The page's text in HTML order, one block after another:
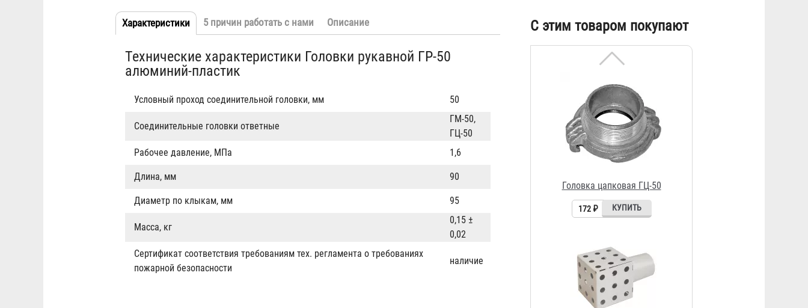
Табы
Характеристики (активная
5 причин работать с нами Описание
Технические характеристики Головки рукавной ГР-50
алюминий-пластик
Условный проход соединительной головки, мм 50
Соединительные головки ответные
ГМ-50,
ГЦ-50
Рабочее давление, МПа
1,6
Длина, мм 90
Диаметр по клыкам, мм 95
Масса, кг
0,15 ±
0,02
Сертификат соответствия требованиям тех. регламента о требованиях
пожарной безопасности
наличие
С этим товаром покупают
Головка цапковая ГЦ-50
Сетка всасывающая СВ-50 сталь
520 ₽